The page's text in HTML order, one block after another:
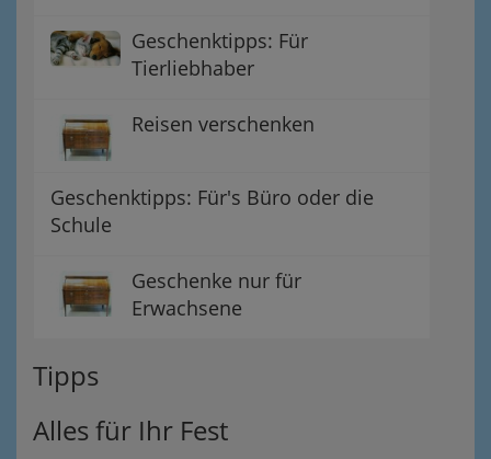
Geschenktipps: Für
Tierliebhaber
Reisen verschenken
Geschenktipps: Für's Büro oder die
Schule
Geschenke nur für
Erwachsene
Tipps
Alles für Ihr Fest